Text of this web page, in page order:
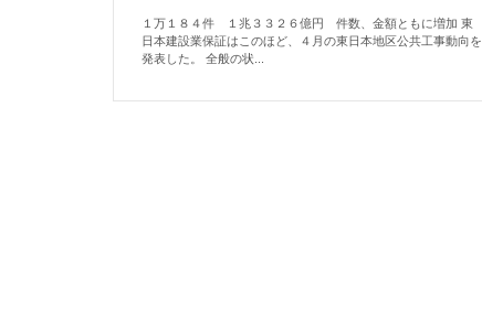
１万１８４件 １兆３３２６億円 件数、金額ともに増加 東
日本建設業保証はこのほど、４月の東日本地区公共工事動向を
発表した。 全般の状...